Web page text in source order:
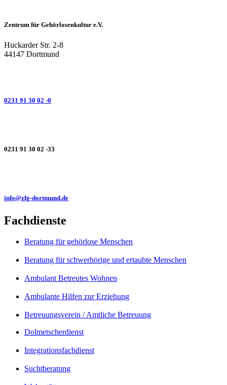
Zentrum für Gehörlosenkultur e.V.
Huckarder Str. 2-8
44147 Dortmund
0231 91 30 02 -0
0231 91 30 02 -33
info@zfg-dortmund.de
Fachdienste
Beratung für gehörlose Menschen
Beratung für schwerhörige und ertaubte Menschen
Ambulant Betreutes Wohnen
Ambulante Hilfen zur Erziehung
Betreuungsverein / Amtliche Betreuung
Dolmetscherdienst
Integrationsfachdienst
Suchtberatung